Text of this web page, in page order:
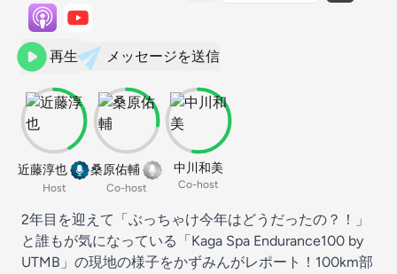
再生 メッセージを送信
近藤淳也
Host
桑原佑輔
Co-host
中川和美
Co-host
2年目を迎えて「ぶっちゃけ今年はどうだったの？！」
と誰もが気になっている「Kaga Spa Endurance100 by
UTMB 」の現地の様子をかずみんがレポート！100km部